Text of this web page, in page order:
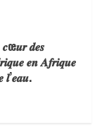
𝒅𝒆𝒔
𝒆𝒏 𝑨𝒇𝒓𝒊𝒒𝒖𝒆